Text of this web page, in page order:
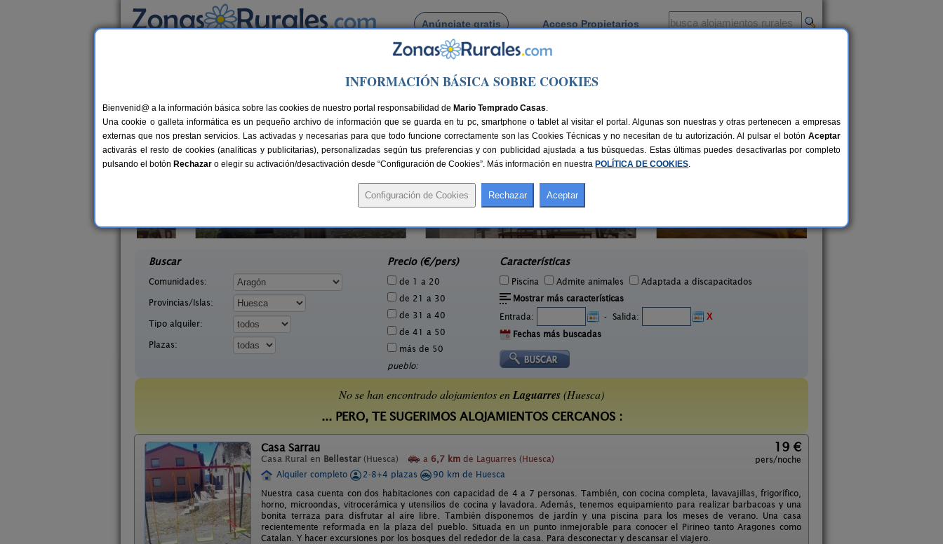
Anúnciate gratis Acceso Propietarios
Busca por pueblo
Casas Rurales cerca de Laguarres
25 €
Casa Jerónimo
Buscar
Comunidades:
Provincias/Islas:
Tipo alquiler:
Plazas:
Precio (€/pers)
de 1 a 20
de 21 a 30
de 31 a 40
de 41 a 50
más de 50
pueblo:
Características
Piscina Admite animales
Adaptada a discapacitados
Mostrar más características
Entrada:
- Salida:
X
Fechas más buscadas
No se han encontrado alojamientos enLaguarres(Huesca)
... PERO, TE SUGERIMOS ALOJAMIENTOS CERCANOS :
Casa Sarrau
Casa Rural en Bellestar (Huesca) a 6,7 km de Laguarres (Huesca)
19 €
pers/noche
Alquiler completo
2-8+4 plazas
90 km de Huesca
Nuestra casa cuenta con dos habitaciones con capacidad de 4 a 7 personas. También, con cocina completa, lavavajillas, frigorífico,
horno, microondas, vitrocerámica y utensilios de cocina y lavadora. Además, tenemos equipamiento para realizar barbacoas y una
bonita terraza para disfrutar al aire libre. También disponemos de jardín y una piscina para los meses de verano. Una casa
recientemente reformada en la plaza del pueblo. Situada en un punto inmejorable para conocer el Pirineo tanto Aragones como
Catalan. Y hacer excursiones por los bosques del rededor de la casa. Para desconectar y descansar el viajero.
INFORMACIÓN BÁSICA SOBRE COOKIES
Bienvenid@ a la información básica sobre las cookies de nuestro portal responsabilidad de Mario Temprado Casas.
Una cookie o galleta informática es un pequeño archivo de información que se guarda en tu pc, smartphone o tablet al visitar el portal. Algunas son nuestras y otras pertenecen a empresas
externas que nos prestan servicios. Las activadas y necesarias para que todo funcione correctamente son las Cookies Técnicas y no necesitan de tu autorización. Al pulsar el botón Aceptar
activarás el resto de cookies (analíticas y publicitarias), personalizadas según tus preferencias y con publicidad ajustada a tus búsquedas. Estas últimas puedes desactivarlas por completo
pulsando el botón Rechazar o elegir su activación/desactivación desde “Configuración de Cookies”. Más información en nuestra POLÍTICA DE COOKIES.